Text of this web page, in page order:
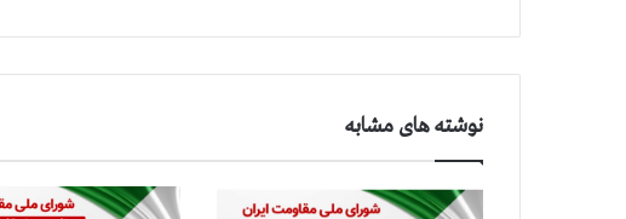
ی
ظ
ا
ا
د
ن
نوشته های مشابه